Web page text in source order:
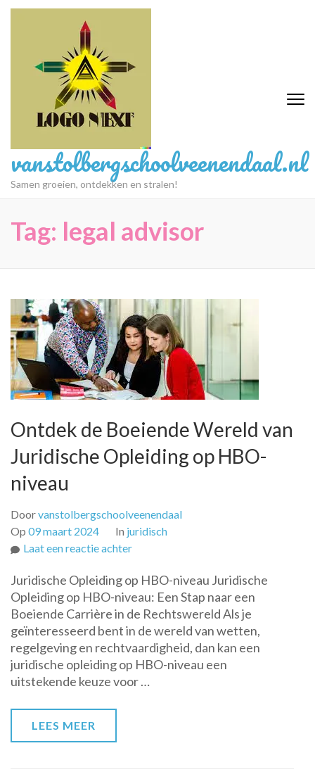
Ga
vanstolbergschoolveenendaal.nl
Samen groeien, ontdekken en stralen!
Tag: legal advisor
Ontdek de Boeiende Wereld van
Juridische Opleiding op HBO-
niveau
Doorvanstolbergschoolveenendaal
Op 09 maart 2024 In juridisch
Laat een reactie achterop
de
Boeiende
Wereld
van
Juridische
Opleiding
op
Juridische Opleiding op HBO-niveau Juridische
Opleiding op HBO-niveau: Een Stap naar een
Boeiende Carrière in de Rechtswereld Als je
geïnteresseerd bent in de wereld van wetten,
regelgeving en rechtvaardigheid, dan kan een
juridische opleiding op HBO-niveau een
uitstekende keuze voor …
LEES MEER